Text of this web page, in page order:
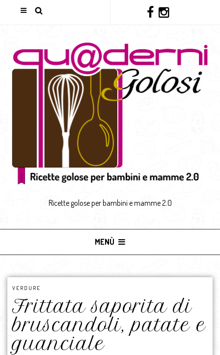
Ricette golose per bambini e mamme 2.0
MENÙ
VERDURE
Frittata saporita di
bruscandoli, patate e
guanciale